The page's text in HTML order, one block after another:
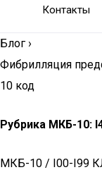
Контакты
Блог ›
Фибрилляция
10 код
Рубрика МКБ-10:
МКБ-10 / I00-I99